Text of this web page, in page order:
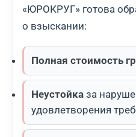
«ЮРОКРУГ» готова
о взыскании:
Полная стоимость
Неустойка за
удовлетворения